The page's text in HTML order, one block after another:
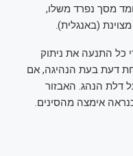
מסך נפרד משלו,
(באנגלית).
כל התנעה את ניתוק
דעת בעת הנהיגה, אם
דלת הנהג. האבזור
אימצה מהסינים.